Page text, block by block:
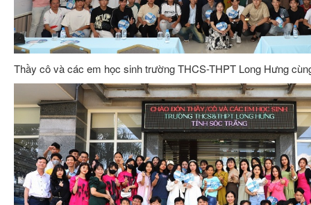
Thầy cô và các em học sinh trường THCS-THPT Long Hưng